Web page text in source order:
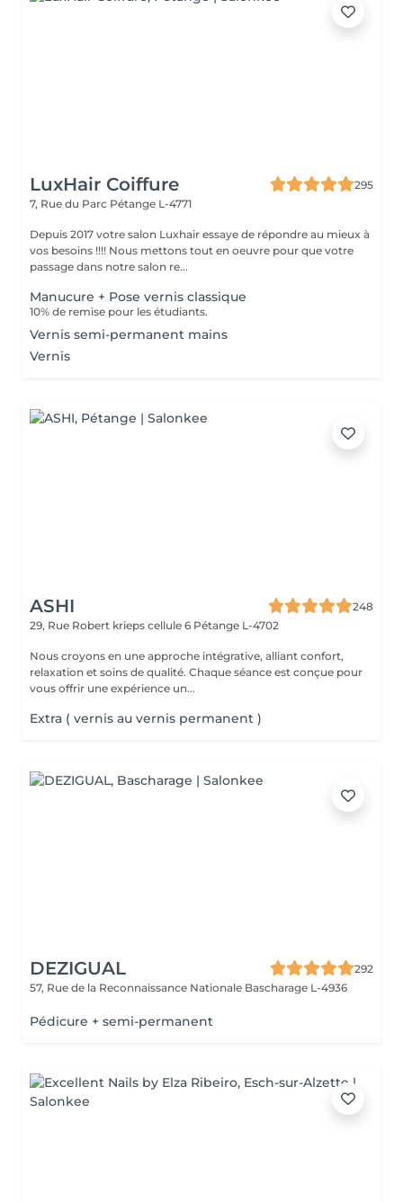
LuxHair Coiffure
295
7, Rue du Parc Pétange L-4771
Depuis 2017 votre salon Luxhair essaye de répondre au mieux à
vos besoins !!!! Nous mettons tout en oeuvre pour que votre
passage dans notre salon re...
Manucure + Pose vernis classique
10% de remise pour les étudiants.
Vernis semi-permanent mains
Vernis
ASHI
248
29, Rue Robert krieps cellule 6 Pétange L-4702
Nous croyons en une approche intégrative, alliant confort,
relaxation et soins de qualité. Chaque séance est conçue pour
vous offrir une expérience un...
Extra ( vernis au vernis permanent )
DEZIGUAL
292
57, Rue de la Reconnaissance Nationale Bascharage L-4936
Pédicure + semi-permanent